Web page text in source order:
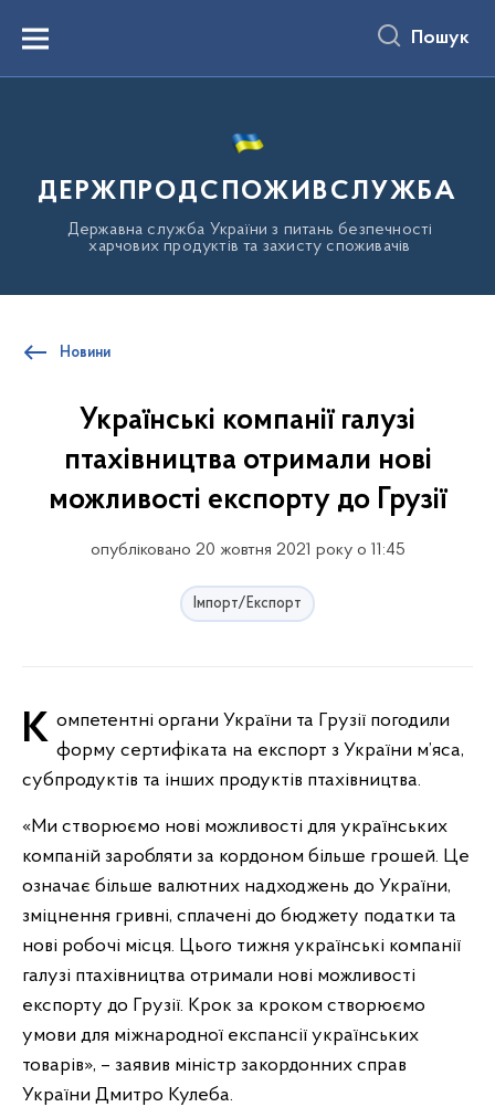
вмістуMenu Пошук
ДЕРЖПРОДСПОЖИВСЛУЖБА
Державна служба України з питань безпечності
харчових продуктів та захисту споживачів
Новини
Українські компанії галузі
птахівництва отримали нові
можливості експорту до Грузії
опубліковано 20 жовтня 2021 року о 11:45
Імпорт/Експорт
Компетентні органи України та Грузії погодили форму сертифіката на експорт з України м’яса,
субпродуктів та інших продуктів птахівництва.
«Ми створюємо нові можливості для українських
компаній заробляти за кордоном більше грошей. Це
означає більше валютних надходжень до України,
зміцнення гривні, сплачені до бюджету податки та
нові робочі місця. Цього тижня українські компанії
галузі птахівництва отримали нові можливості
експорту до Грузії. Крок за кроком створюємо
умови для міжнародної експансії українських
товарів», – заявив міністр закордонних справ
України Дмитро Кулеба.